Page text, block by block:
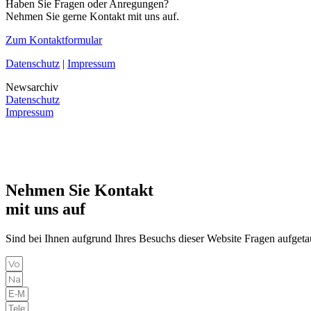
Haben Sie Fragen oder Anregungen?
Nehmen Sie gerne Kontakt mit uns auf.
Zum Kontaktformular
Datenschutz | Impressum
Newsarchiv
Datenschutz
Impressum
Nehmen Sie Kontakt
mit uns auf
Sind bei Ihnen aufgrund Ihres Besuchs dieser Website Fragen